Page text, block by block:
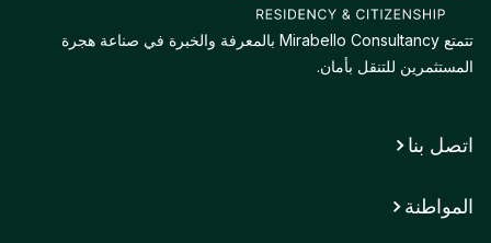
تتمتع Mirabello Consultancy بالمعرفة والخبرة في صناعة هجرة
المستثمرين للتنقل بأمان.
اتصل بنا
المواطنة